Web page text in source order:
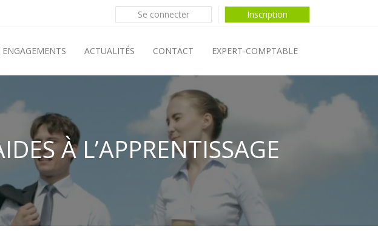
Se connecter Inscription
ENGAGEMENTS ACTUALITÉS CONTACT EXPERT-COMPTABLE
À L’APPRENTISSAGE